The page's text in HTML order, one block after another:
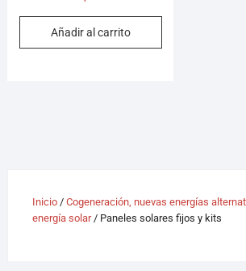
Añadir al carrito
Inicio/ Cogeneración, nuevas energías
energía solar/ Paneles solares fijos y kits